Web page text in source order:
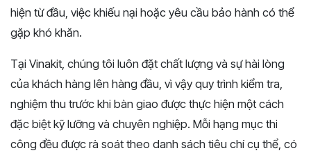
hiện từ đầu, việc khiếu nại hoặc yêu cầu bảo hành có thể
gặp khó khăn.
Tại Vinakit, chúng tôi luôn đặt chất lượng và sự hài lòng
của khách hàng lên hàng đầu, vì vậy quy trình kiểm tra,
nghiệm thu trước khi bàn giao được thực hiện một cách
đặc biệt kỹ lưỡng và chuyên nghiệp. Mỗi hạng mục thi
công đều được rà soát theo danh sách tiêu chí cụ thể, có